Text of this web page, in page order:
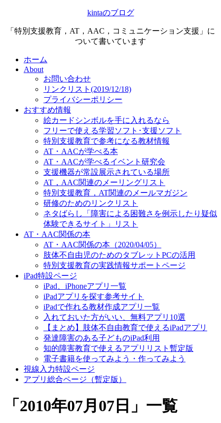
kintaのブログ
「特別支援教育，AT，AAC，コミュニケーション支援」に
ついて書いています
ホーム
About
お問い合わせ
リンクリスト(2019/12/18)
プライバシーポリシー
おすすめ情報
絵カードシンボルを手に入れるなら
フリーで使える学習ソフト･支援ソフト
特別支援教育で参考になる教材情報
AT・AACが学べる本
AT・AACが学べるイベント研究会
支援機器が常設展示されている場所
AT，AAC関連のメーリングリスト
特別支援教育，AT関連のメールマガジン
研修のためのリンクリスト
ネタばらし「障害による困難さを例示したり疑似
体験できるサイト」リスト
AT・AAC関係の本
AT・AAC関係の本（2020/04/05）
肢体不自由児のためのタブレットPCの活用
特別支援教育の実践情報サポートページ
iPad特設ページ
iPad、iPhoneアプリ一覧
iPadアプリを探す参考サイト
iPadで作れる教材作成アプリ一覧
入れておいた方がいい、無料アプリ10選
【まとめ】肢体不自由教育で使えるiPadアプリ
発達障害のある子どものiPad利用
知的障害教育で使えるアプリリスト暫定版
電子書籍を使ってみよう・作ってみよう
視線入力特設ページ
アプリ総合ページ（暫定版）
「 2010年07月07日 」 一覧